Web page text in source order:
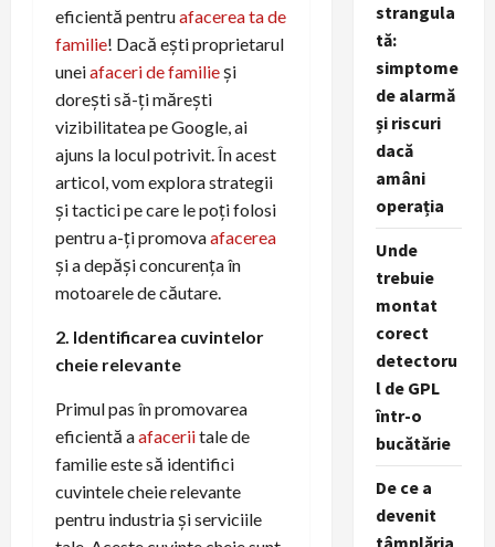
eficientă pentruafacerea ta de
familie! Dacă ești proprietarul
uneiafaceri de familieși
dorești să-ți mărești
vizibilitatea pe Google, ai
ajuns la locul potrivit. În acest
articol, vom explora strategii
și tactici pe care le poți folosi
pentru a-ți promovaafacerea
și a depăși concurența în
motoarele de căutare.
2. Identificarea cuvintelor
cheie relevante
Primul pas în promovarea
eficientă aafaceriitale de
familie este să identifici
cuvintele cheie relevante
pentru industria și serviciile
strangula
tă:
simptome
de alarmă
și riscuri
dacă
amâni
operația
Unde
trebuie
montat
corect
detectoru
l de GPL
într-o
bucătărie
De ce a
devenit
tâmplăria